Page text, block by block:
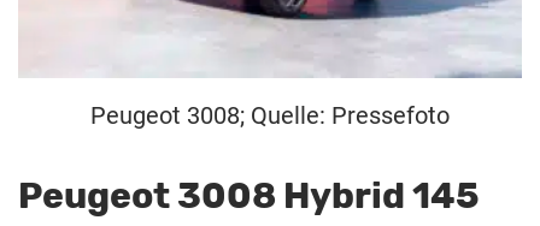
Peugeot 3008; Quelle: Pressefoto
Peugeot 3008 Hybrid 145